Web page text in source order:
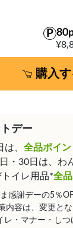
購入す
デー
、 全品ポイン
・30日は、わ
イレ用品*全
感謝デーの5％
内容は、変更とな
レ・マナー・し